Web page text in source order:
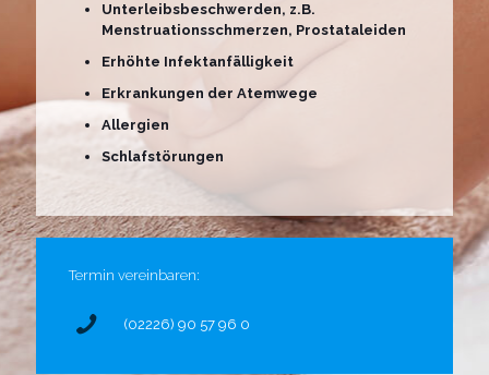
Unterleibsbeschwerden, z.B.
Menstruationsschmerzen, Prostataleiden
Erhöhte Infektanfälligkeit
Erkrankungen der Atemwege
Allergien
Schlafstörungen
Termin vereinbaren:
(02226) 90 57 96 0